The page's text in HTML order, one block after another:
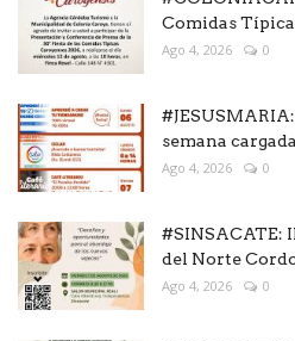
Comidas
Ago 4, 2026 0
semana
Ago 4, 2026 0
#SINSACATE:
del Norte
Ago 4, 2026 0